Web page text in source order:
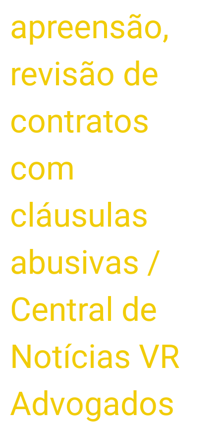
apreensão,
revisão de
contratos
com
cláusulas
abusivas /
Central de
Notícias VR
Advogados